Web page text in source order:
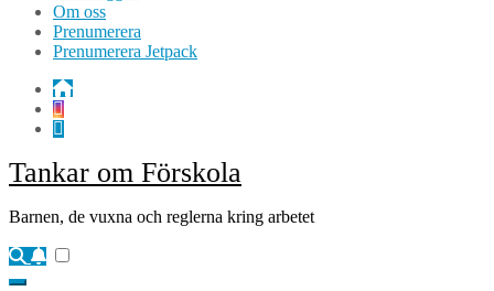
Om oss
Prenumerera
Prenumerera Jetpack
Tankar om Förskola
Barnen, de vuxna och reglerna kring arbetet